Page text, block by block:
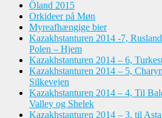
Öland 2015
Orkideer på Møn
Myreafhængige bier
Kazakhstanturen 2014 -7,
Polen – Hjem
Kazakhstanturen 2014 – 6,
Kazakhstanturen 2014 – 5,
Silkevejen
Kazakhstanturen 2014 – 4, Til
Valley og Shelek
Kazakhstanturen 2014 – 3, til